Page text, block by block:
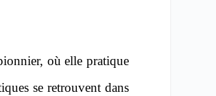
où elle pratique
se retrouvent dans